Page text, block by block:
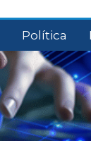
Política